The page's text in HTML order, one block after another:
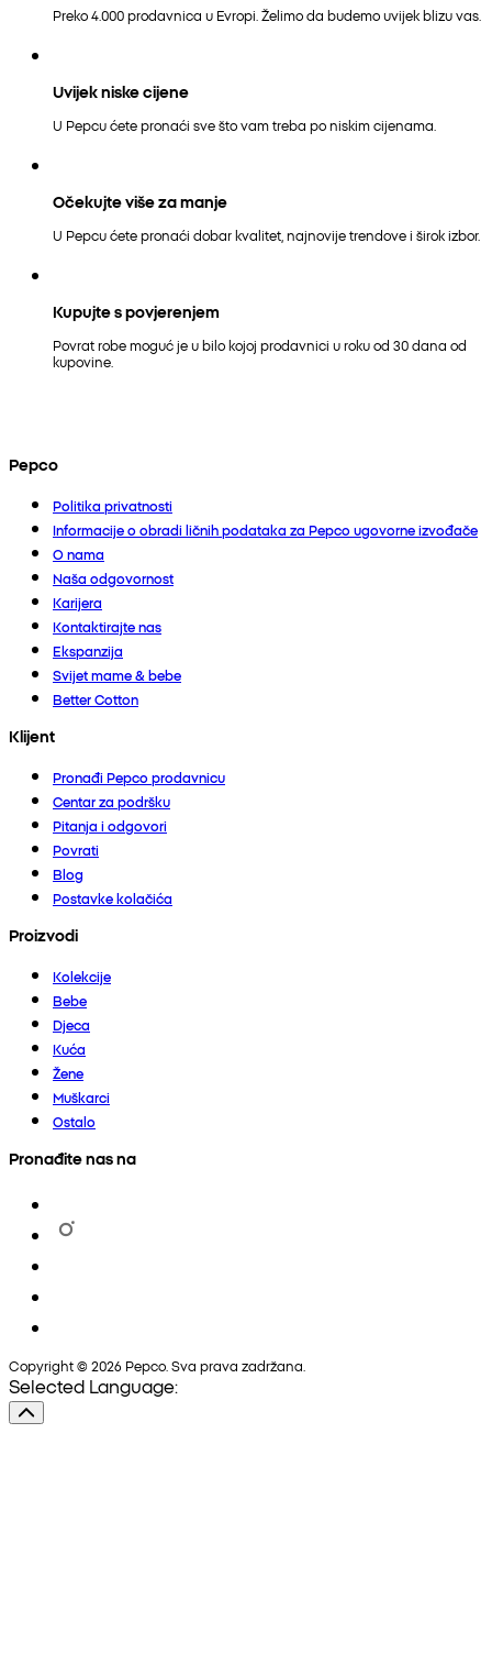
Preko 4.000 prodavnica u Evropi. Želimo da budemo uvijek blizu vas.
Uvijek niske cijene
U Pepcu ćete pronaći sve što vam treba po niskim cijenama.
Očekujte više za manje
U Pepcu ćete pronaći dobar kvalitet, najnovije trendove i širok izbor.
Kupujte s povjerenjem
Povrat robe moguć je u bilo kojoj prodavnici u roku od 30 dana od
kupovine.
Pepco
Politika privatnosti
Informacije o obradi ličnih podataka za Pepco ugovorne izvođače
O nama
Naša odgovornost
Karijera
Kontaktirajte nas
Ekspanzija
Svijet mame & bebe
Better Cotton
Klijent
Pronađi Pepco prodavnicu
Centar za podršku
Pitanja i odgovori
Povrati
Blog
Postavke kolačića
Proizvodi
Kolekcije
Bebe
Djeca
Kuća
Žene
Muškarci
Ostalo
Pronađite nas na
Copyright © 2026 Pepco. Sva prava zadržana.
Selected Language: